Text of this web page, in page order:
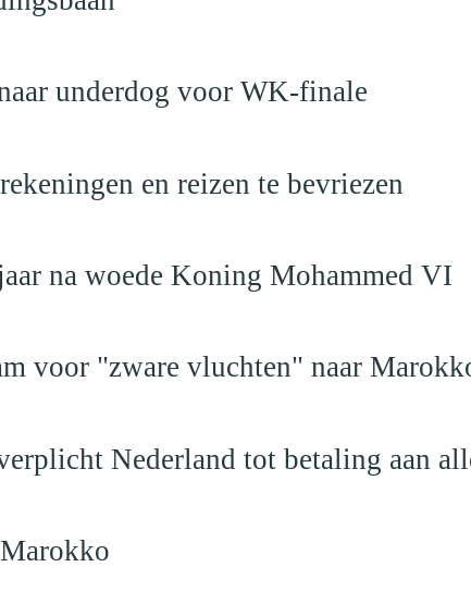
underdog voor WK-finale
en reizen te bevriezen
na woede Koning Mohammed VI
voor "zware vluchten" naar
Nederland tot betaling aan